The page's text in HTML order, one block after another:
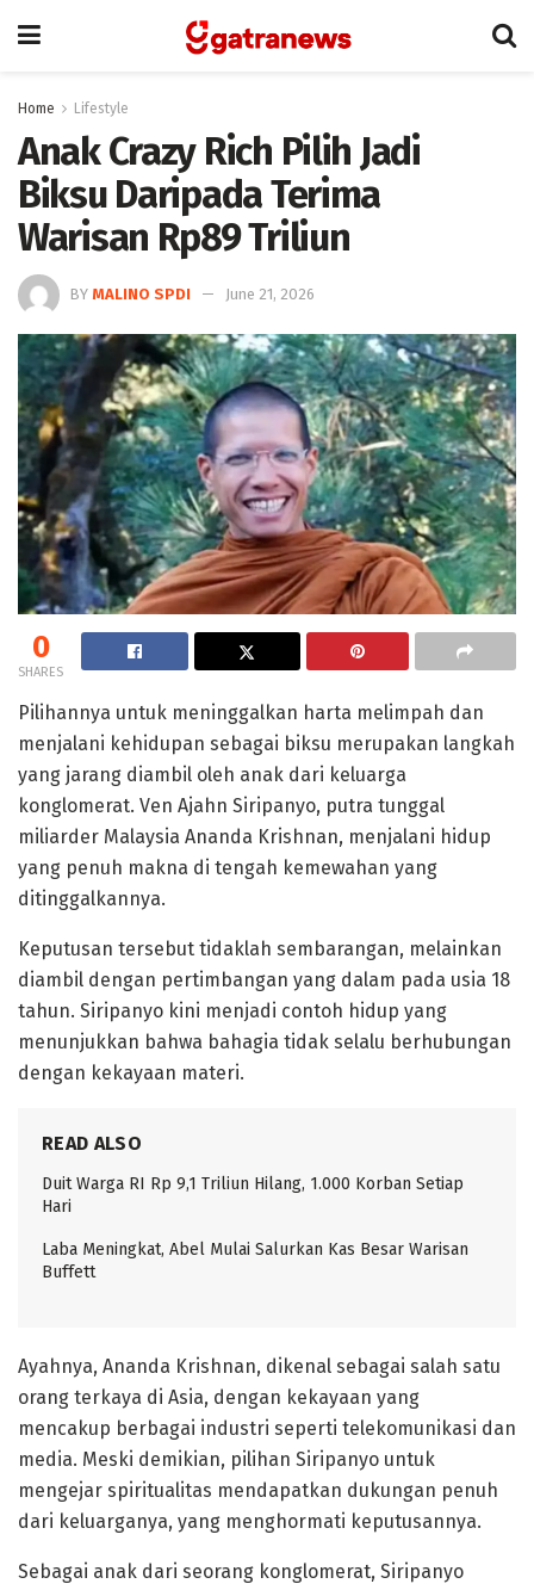
Home Lifestyle
Anak Crazy Rich Pilih Jadi
Biksu Daripada Terima
Warisan Rp89 Triliun
BY MALINO SPDI June 21, 2026
0
SHARES
Pilihannya untuk meninggalkan harta melimpah dan
menjalani kehidupan sebagai biksu merupakan langkah
yang jarang diambil oleh anak dari keluarga
konglomerat. Ven Ajahn Siripanyo, putra tunggal
miliarder Malaysia Ananda Krishnan, menjalani hidup
yang penuh makna di tengah kemewahan yang
ditinggalkannya.
Keputusan tersebut tidaklah sembarangan, melainkan
diambil dengan pertimbangan yang dalam pada usia 18
tahun. Siripanyo kini menjadi contoh hidup yang
menunjukkan bahwa bahagia tidak selalu berhubungan
dengan kekayaan materi.
READ ALSO
Duit Warga RI Rp 9,1 Triliun Hilang, 1.000 Korban Setiap
Hari
Laba Meningkat, Abel Mulai Salurkan Kas Besar Warisan
Buffett
Ayahnya, Ananda Krishnan, dikenal sebagai salah satu
orang terkaya di Asia, dengan kekayaan yang
mencakup berbagai industri seperti telekomunikasi dan
media. Meski demikian, pilihan Siripanyo untuk
mengejar spiritualitas mendapatkan dukungan penuh
dari keluarganya, yang menghormati keputusannya.
Sebagai anak dari seorang konglomerat, Siripanyo